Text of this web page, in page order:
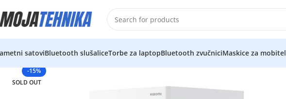
satoviBluetooth slušaliceTorbe za laptopBluetooth zvučniciMaskice za mobitel
-15%
SOLD OUT